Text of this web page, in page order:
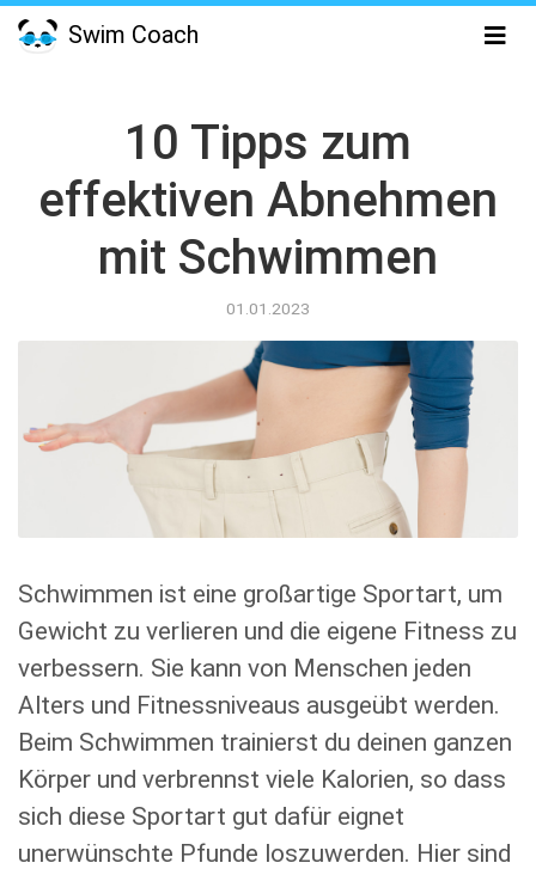
Swim Coach
10 Tipps zum
effektiven Abnehmen
mit Schwimmen
01.01.2023
Schwimmen ist eine großartige Sportart, um
Gewicht zu verlieren und die eigene Fitness zu
verbessern. Sie kann von Menschen jeden
Alters und Fitnessniveaus ausgeübt werden.
Beim Schwimmen trainierst du deinen ganzen
Körper und verbrennst viele Kalorien, so dass
sich diese Sportart gut dafür eignet
unerwünschte Pfunde loszuwerden. Hier sind